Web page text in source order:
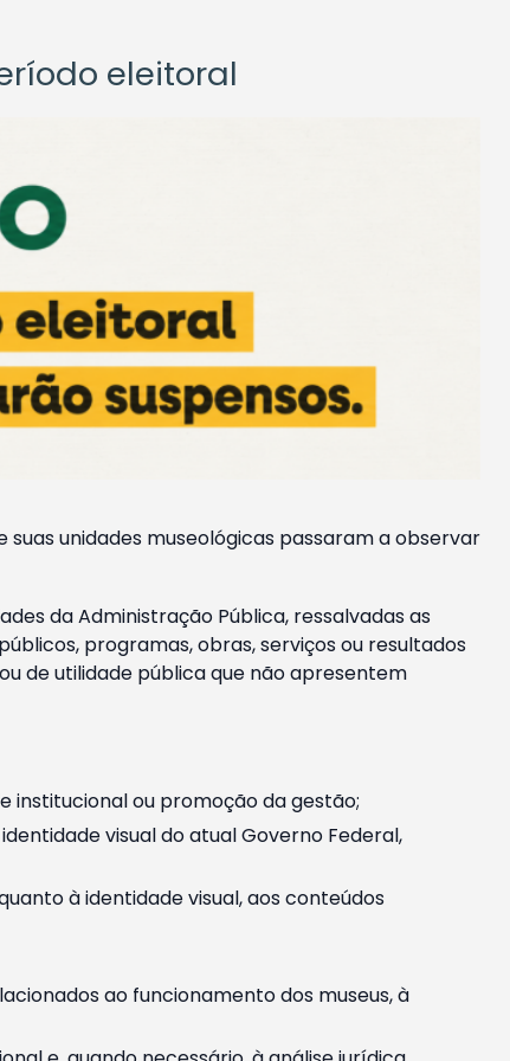
eleitoral
suas unidades museológicas passaram a observar
da Administração Pública, ressalvadas as
programas, obras, serviços ou resultados
de utilidade pública que não apresentem
institucional ou promoção da gestão;
visual do atual Governo Federal,
à identidade visual, aos conteúdos
ao funcionamento dos museus, à